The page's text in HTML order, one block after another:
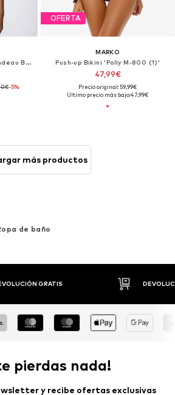
Bandeau Bikini 'Selene Bandeau Bikini – Azzurro'
-5%
OFERTA
MARKO
Push-up Bikini 'Polly M-800 (1)'
47,99€
Precio original: 59,99€
Último precio más bajo:47,99€
más productos
de baño
HASTA 30 DÍAS
pierdas nada!
y recibe ofertas exclusivas